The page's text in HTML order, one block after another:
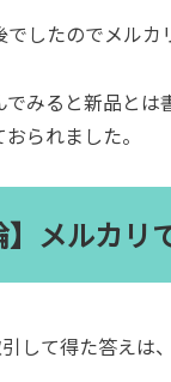
でしたのでメルカ
でみると新品と
られました。
】メルカリ
して得た答えは